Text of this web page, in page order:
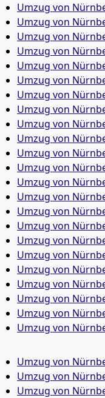
Umzug von
Umzug von
Umzug von
Umzug von
Umzug von
Umzug von
Umzug von
Umzug von
Umzug von
Umzug von
Umzug von
Umzug von
Umzug von
Umzug von
Umzug von
Umzug von
Umzug von
Umzug von
Umzug von
Umzug von
Umzug von
Umzug von
Umzug von
Umzug von
Umzug von
Umzug von